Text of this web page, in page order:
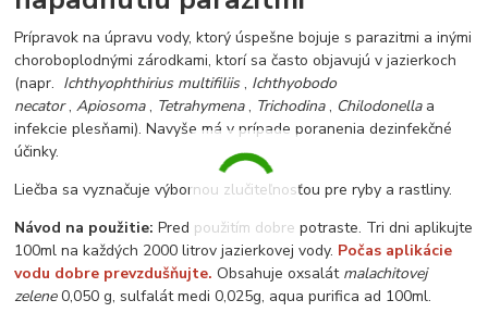
Prípravok na úpravu vody, ktorý úspešne bojuje s parazitmi a inými
choroboplodnými zárodkami, ktorí sa často objavujú v jazierkoch
(napr. Ichthyophthirius multifiliis , Ichthyobodo
necator,Apiosoma, Tetrahymena, Trichodina, Chilodonellaa
infekcie plesňami). Navyše má v prípade poranenia dezinfekčné
účinky.
Liečba sa vyznačuje výbornou zlučiteľnosťou pre ryby a rastliny.
Návod na použitie: Pred použitím dobre potraste. Tri dni aplikujte
100ml na každých 2000 litrov jazierkovej vody. Počas aplikácie
vodu dobre prevzdušňujte.Obsahuje oxsalát malachitovej
zelene0,050 g, sulfalát medi 0,025g, aqua purifica ad 100ml.